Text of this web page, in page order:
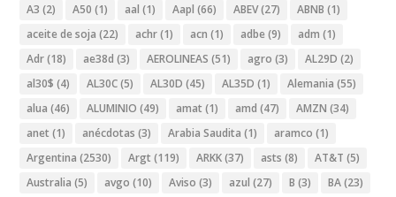
A3 (2) A50 (1) aal (1) Aapl (66) ABEV(27) ABNB (1)
aceite de soja (22) achr(1) acn (1) adbe (9) adm (1)
Adr(18) ae38d (3) AEROLINEAS (51) agro (3) AL29D (2)
al30$ (4) AL30C(5) AL30D (45) AL35D (1) Alemania (55)
alua (46) ALUMINIO (49) amat (1) amd (47) AMZN (34)
anet (1) anécdotas (3) Arabia Saudita (1) aramco (1)
Argentina (2530) Argt (119) ARKK(37) asts (8) AT&T (5)
Australia (5) avgo (10) Aviso (3) azul (27) B (3) BA(23)